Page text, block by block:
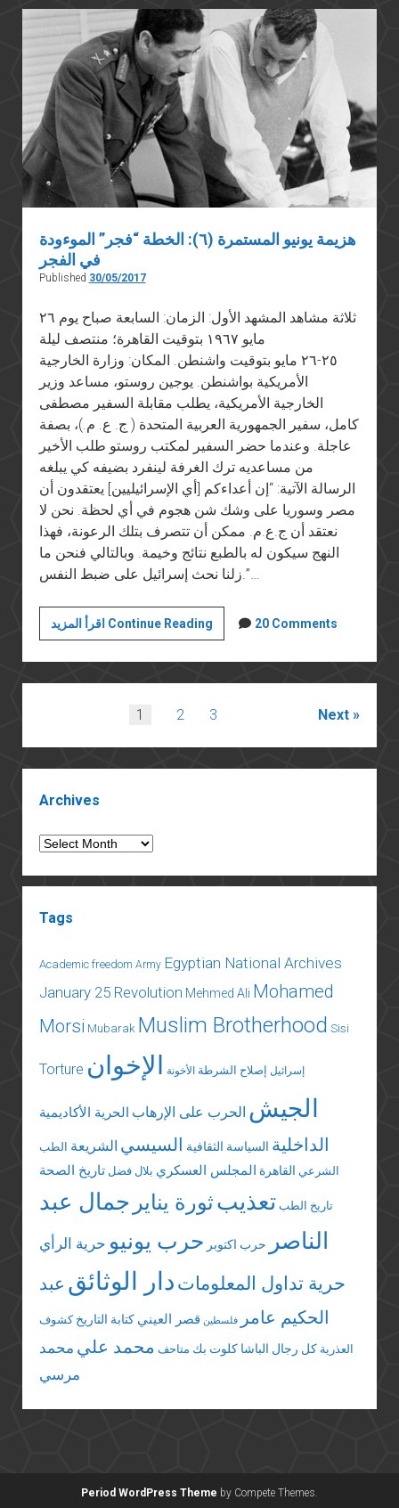
(٨):
بحق
الدم،
تيران
وصنافير
مصرية
هزيمة يونيو المستمرة (٦): الخطة “فجر” الموءودة
في الفجر
Published 30/05/2017
ثلاثة مشاهد المشهد الأول: الزمان: السابعة صباح يوم ٢٦
مايو ١٩٦٧ بتوقيت القاهرة؛ منتصف ليلة
٢٥-٢٦ مايو بتوقيت واشنطن. المكان: وزارة الخارجية
الأمريكية بواشنطن. يوجين روستو، مساعد وزير
الخارجية الأمريكية، يطلب مقابلة السفير مصطفى
كامل، سفير الجمهورية العربية المتحدة ( ج. ع. م.)، بصفة
عاجلة. وعندما حضر السفير لمكتب روستو طلب الأخير
من مساعديه ترك الغرفة لينفرد بضيفه كي يبلغه
الرسالة الآتية: “إن أعداءكم [أي الإسرائيليين] يعتقدون أن
مصر وسوريا على وشك شن هجوم في أي لحظة. نحن لا
نعتقد أن ج.ع.م. ممكن أن تتصرف بتلك الرعونة، فهذا
النهج سيكون له بالطبع نتائج وخيمة. وبالتالي فنحن ما
زلنا نحث إسرائيل على ضبط النفس.”…
اقرأ المزيد Continue Readingهزيمة
يونيو
المستمرة
(٦):
الخطة
الموءودة
في
20 Comments
1 2 3 Next
Archives
Archives
Tags
Academic freedom Army Egyptian National Archives
January 25 Revolution Mehmed Ali Mohamed
Morsi Mubarak Muslim Brotherhood Sisi
Torture إسرائيل إصلاح الشرطة الأخونة الإخوان
الجيش الحرب على الإرهاب الحرية الأكاديمية
الداخلية السياسة الثقافية السيسي الشريعة الطب
الشرعي القاهرة المجلس العسكري بلال فضل تاريخ الصحة
تاريخ الطب تعذيبثورة يناير جمال عبد
الناصر
حرب اكتوبر حرب يونيو حرية الرأي
حرية تداول المعلومات دار الوثائق عبد
الحكيم عامر
فلسطين قصر العيني كتابة التاريخ كشوف
العذرية كل رجال الباشا كلوت بك متاحف محمد علي محمد
مرسي
Period WordPress Theme by Compete Themes.